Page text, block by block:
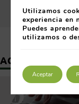
ACTIVIDADES
Utilizamos
experiencia en
Puedes
utilizamos o
Aceptar